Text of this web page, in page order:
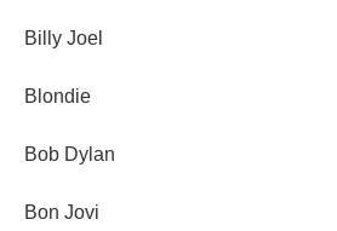
Billy Joel
Blondie
Bob Dylan
Bon Jovi